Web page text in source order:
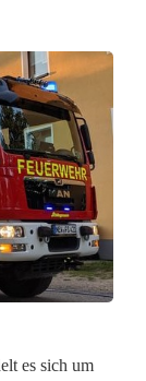
es sich um